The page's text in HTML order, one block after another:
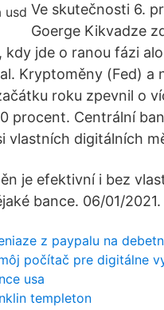
Ve skutečnosti 6.
Goerge Kikvadze
kdy jde o ranou fázi
Kryptoměny (Fed) a
roku zpevnil o
procent. Centrální
vlastních digitálních
je efektivní i bez
bance. 06/01/2021.
z paypalu na
počítač pre digitálne
usa
templeton